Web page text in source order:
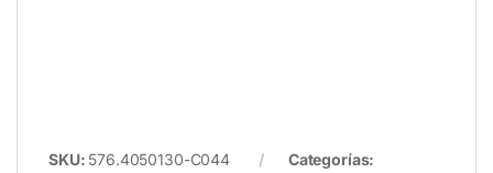
SKU: 576.4050130-C044
Categorías: